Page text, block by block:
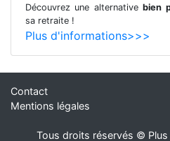
Découvrez une alternativebien
sa retraite !
Plus d'informations>>>
Contact
Mentions légales
Tous droits réservés ©